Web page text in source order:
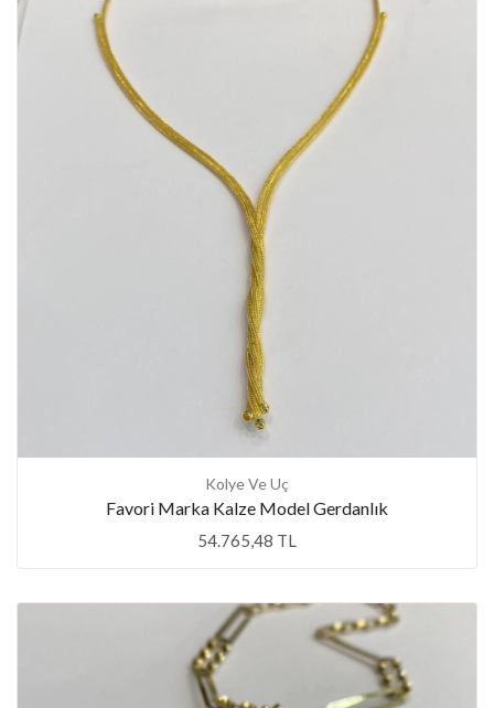
Kolye Ve Uç
Favori Marka Kalze Model Gerdanlık
54.765,48 TL